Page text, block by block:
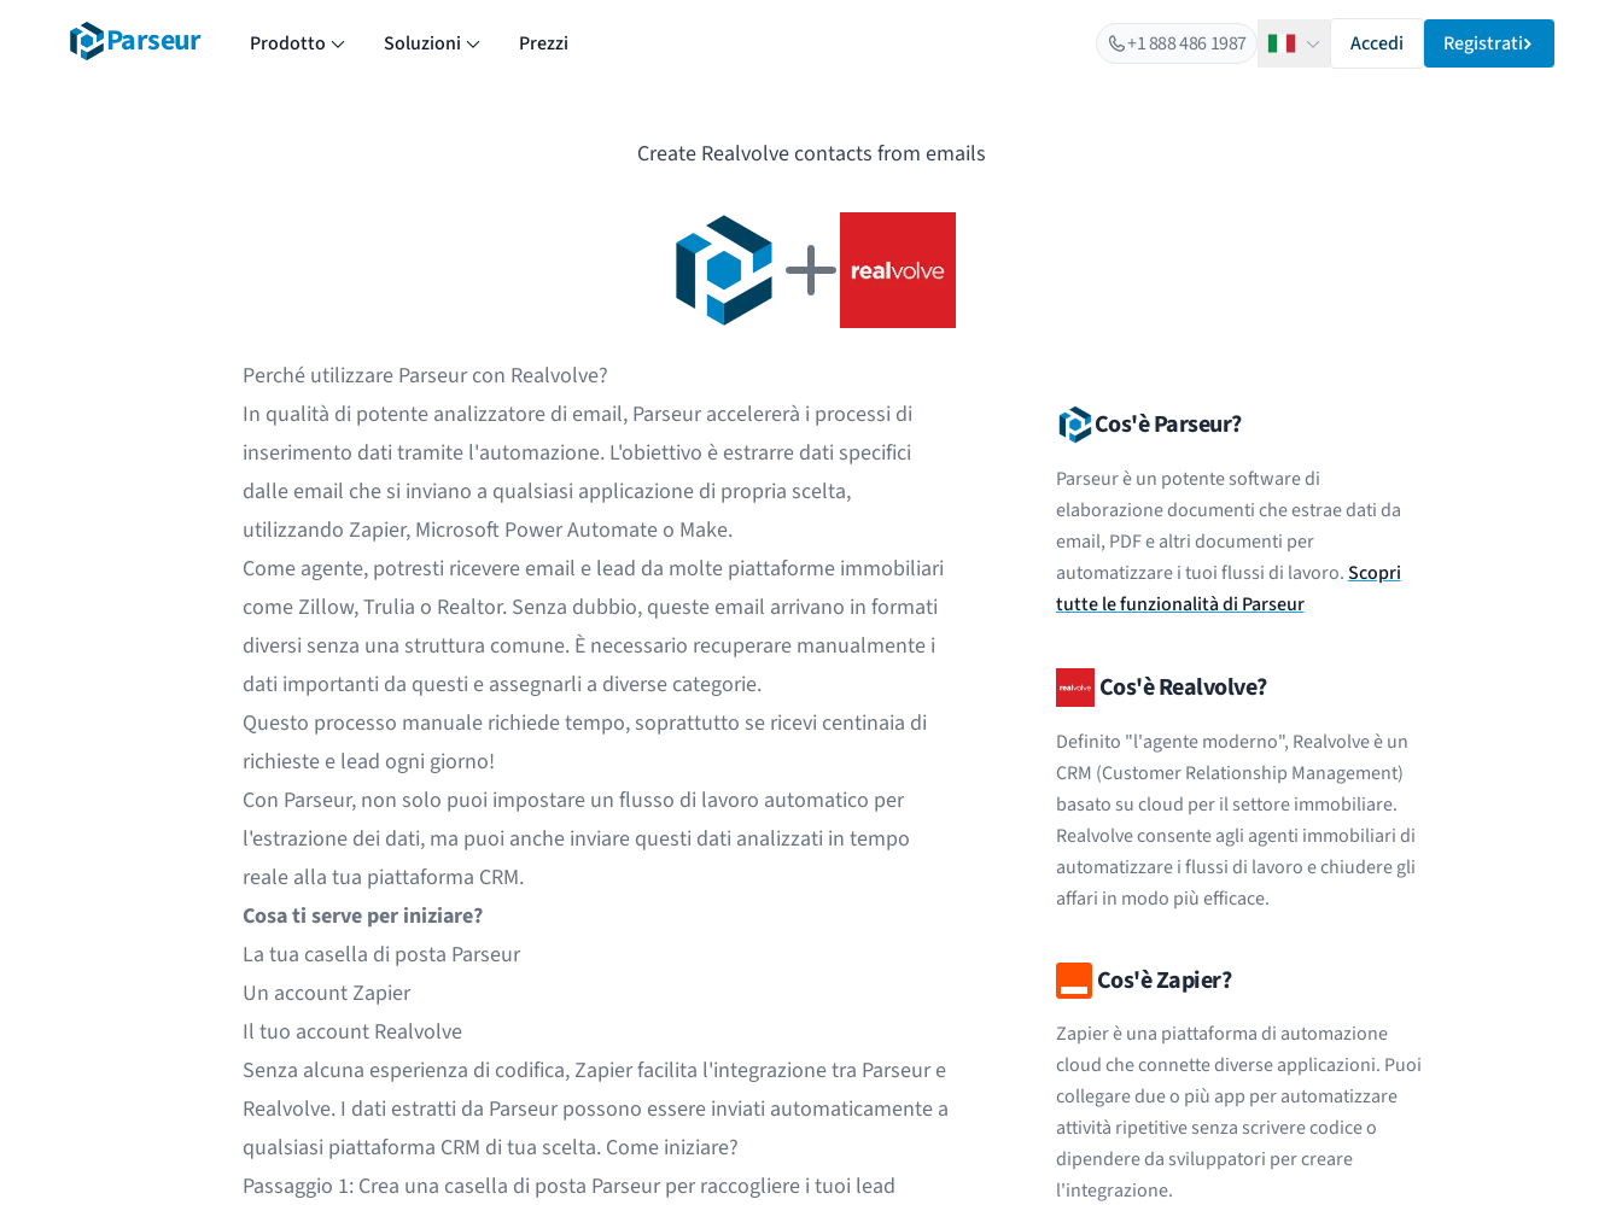
Parseur Prodotto Soluzioni Prezzi +1 888 486 1987 ItalianoAccedi Registrati
Create Realvolve contacts from emails
Perché utilizzare Parseur con Realvolve?
In qualità di potente analizzatore di email, Parseur accelererà i processi di
inserimento dati tramite l'automazione. L'obiettivo è estrarre dati specifici
dalle email che si inviano a qualsiasi applicazione di propria scelta,
utilizzando Zapier, Microsoft Power Automateo Make.
Come agente, potresti ricevere email e lead da molte piattaforme immobiliari
comeZillow,Trulia o Realtor. Senza dubbio, queste email arrivano in formati
diversi senza una struttura comune. È necessario recuperare manualmente i
dati importanti da questi e assegnarli a diverse categorie.
Questo processo manuale richiede tempo, soprattutto se ricevi centinaia di
richieste e lead ogni giorno!
Con Parseur, non solo puoi impostare un flusso di lavoro automatico per
l'estrazione dei dati, ma puoi anche inviare questi dati analizzati in tempo
reale alla tua piattaforma CRM.
Cosa ti serve per iniziare?
La tua casella di posta Parseur
Un accountZapier
Il tuo account Realvolve
Senza alcuna esperienza di codifica,Zapierfacilita l'integrazione tra Parseur e
Realvolve. I dati estratti da Parseur possono essere inviati automaticamente a
qualsiasi piattaforma CRM di tua scelta. Come iniziare?
Passaggio 1: Crea una casella di posta Parseur per raccogliere i tuoi lead
Cos'è Parseur?
Parseur è un potente software di
elaborazione documenti che estrae dati da
email, PDF e altri documenti per
automatizzare i tuoi flussi di lavoro.Scopri
tutte le funzionalità di Parseur
Cos'è Realvolve?
Definito "l'agente moderno", Realvolve è un
CRM (Customer Relationship Management)
basato su cloud per il settore immobiliare.
Realvolve consente agli agenti immobiliari di
automatizzare i flussi di lavoro e chiudere gli
affari in modo più efficace.
Cos'è Zapier?
Zapier è una piattaforma di automazione
cloud che connette diverse applicazioni. Puoi
collegare due o più app per automatizzare
attività ripetitive senza scrivere codice o
dipendere da sviluppatori per creare
l'integrazione.